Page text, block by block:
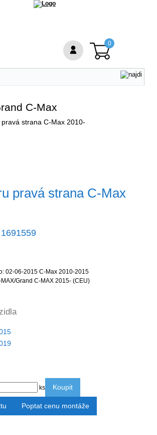
C-Max
strana C-Max 2010-
pravá strana C-Max
1691559
02-06-2015 C-Max 2010-2015
Grand C-MAX 2015- (CEU)
ks
Koupit
Poptat cenu montáže
0